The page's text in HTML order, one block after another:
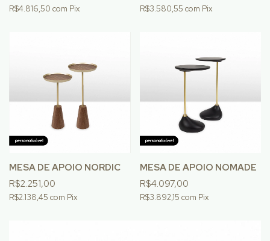
R$4.816,50 com Pix R$3.580,55 com Pix
MESA DE APOIO NORDIC
R$2.251,00
R$2.138,45 com Pix
MESA DE APOIO NOMADE
R$4.097,00
R$3.892,15 com Pix